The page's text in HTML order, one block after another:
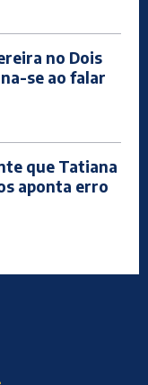
no Dois
se ao falar
que Tatiana
aponta erro